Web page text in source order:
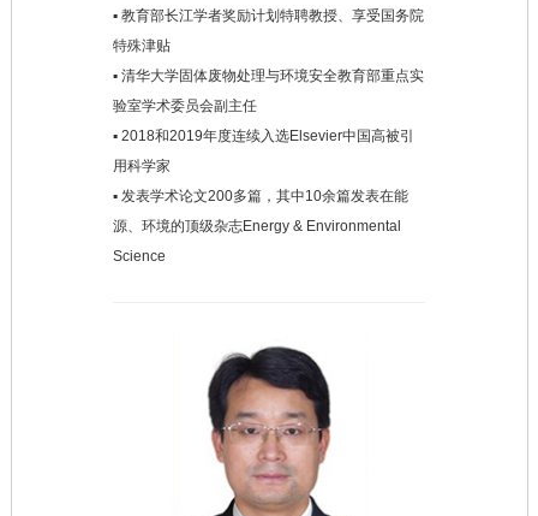
▪ 教育部长江学者奖励计划特聘教授、享受国务院
特殊津贴
▪ 清华大学固体废物处理与环境安全教育部重点实
验室学术委员会副主任
▪ 2018和2019年度连续入选Elsevier中国高被引
用科学家
▪ 发表学术论文200多篇，其中10余篇发表在能
源、环境的顶级杂志Energy & Environmental
Science